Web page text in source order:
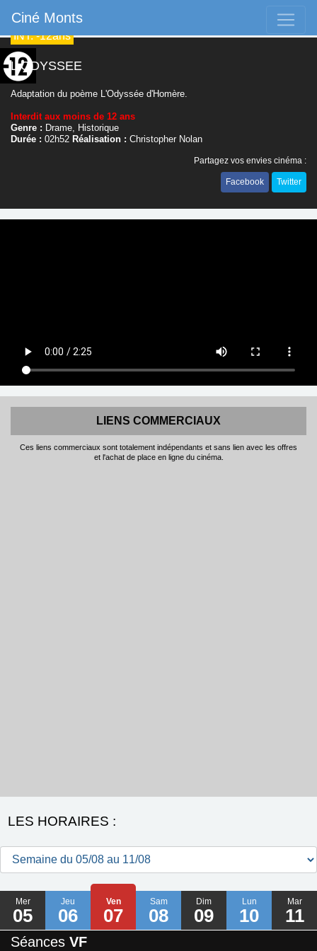
Ciné Monts
INT. -12ans
L ODYSSEE
Adaptation du poème L'Odyssée d'Homère.
Interdit aux moins de 12 ans
Genre : Drame, Historique
Durée : 02h52 Réalisation : Christopher Nolan
Partagez vos envies cinéma :
Facebook Twitter
LIENS COMMERCIAUX
Ces liens commerciaux sont totalement indépendants et sans lien avec les offres
et l'achat de place en ligne du cinéma.
LES HORAIRES :
Mer
05
Jeu
06
Ven
07
Sam
08
Dim
09
Lun
10
Mar
11
Séances VF